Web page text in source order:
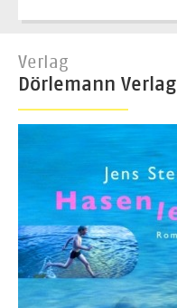
Verlag
Dörlemann Verlag